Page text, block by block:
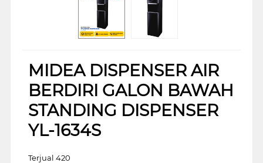
MIDEA DISPENSER AIR
BERDIRI GALON BAWAH
STANDING DISPENSER
YL-1634S
Terjual 420